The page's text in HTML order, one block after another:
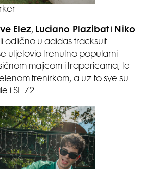
Elez, Luciano Plazibati
Niko
odlično u adidas tracksuit
utjelovio trenutno popularni
majicom i trapericama, te
trenirkom, a uz to sve su
i SL 72.